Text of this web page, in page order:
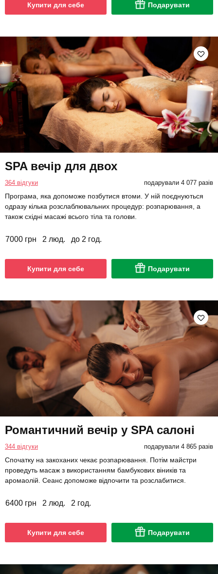
Купити для себе Подарувати
SPA вечір для двох
364 відгуки подарували 4 077 разів
Програма, яка допоможе позбутися втоми. У ній поєднуються
одразу кілька розслаблювальних процедур: розпарювання, а
також східні масажі всього тіла та голови.
7000 грн 2 люд. до 2 год.
Купити для себе Подарувати
Романтичний вечір у SPA салоні
344 відгуки подарували 4 865 разів
Спочатку на закоханих чекає розпарювання. Потім майстри
проведуть масаж з використанням бамбукових віників та
аромаолій. Сеанс допоможе відпочити та розслабитися.
6400 грн 2 люд. 2 год.
Купити для себе Подарувати